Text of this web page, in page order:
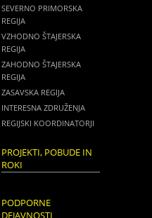
SEVERNO PRIMORSKA
REGIJA
VZHODNO ŠTAJERSKA
REGIJA
ZAHODNO ŠTAJERSKA
REGIJA
ZASAVSKA REGIJA
INTERESNA ZDRUŽENJA
REGIJSKI KOORDINATORJI
PROJEKTI, POBUDE IN
ROKI
PODPORNE
DEJAVNOSTI